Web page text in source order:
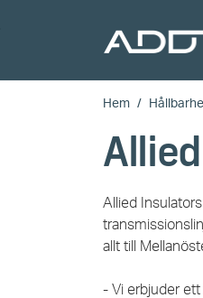
Skip to main content
Hem
Allied
allt till
- Vi erbjuder